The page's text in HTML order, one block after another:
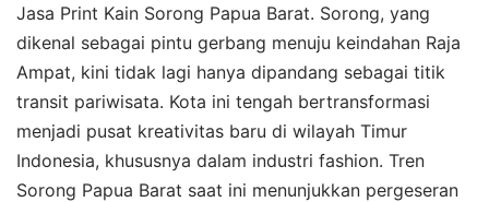
Jasa Print Kain Sorong Papua Barat. Sorong, yang
dikenal sebagai pintu gerbang menuju keindahan Raja
Ampat, kini tidak lagi hanya dipandang sebagai titik
transit pariwisata. Kota ini tengah bertransformasi
menjadi pusat kreativitas baru di wilayah Timur
Indonesia, khususnya dalam industri fashion. Tren
Sorong Papua Barat saat ini menunjukkan pergeseran